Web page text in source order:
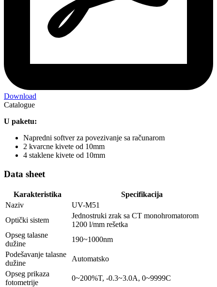
Download
Catalogue
U paketu:
Napredni softver za povezivanje sa računarom
2 kvarcne kivete od 10mm
4 staklene kivete od 10mm
Data sheet
Karakteristika
Specifikacija
Naziv
UV-M51
Optički sistem
Jednostruki zrak sa CT monohromatorom
1200 l/mm rešetka
Opseg talasne
dužine
190~1000nm
Podešavanje talasne
dužine
Automatsko
Opseg prikaza
fotometrije
0~200%T, -0.3~3.0A, 0~9999C